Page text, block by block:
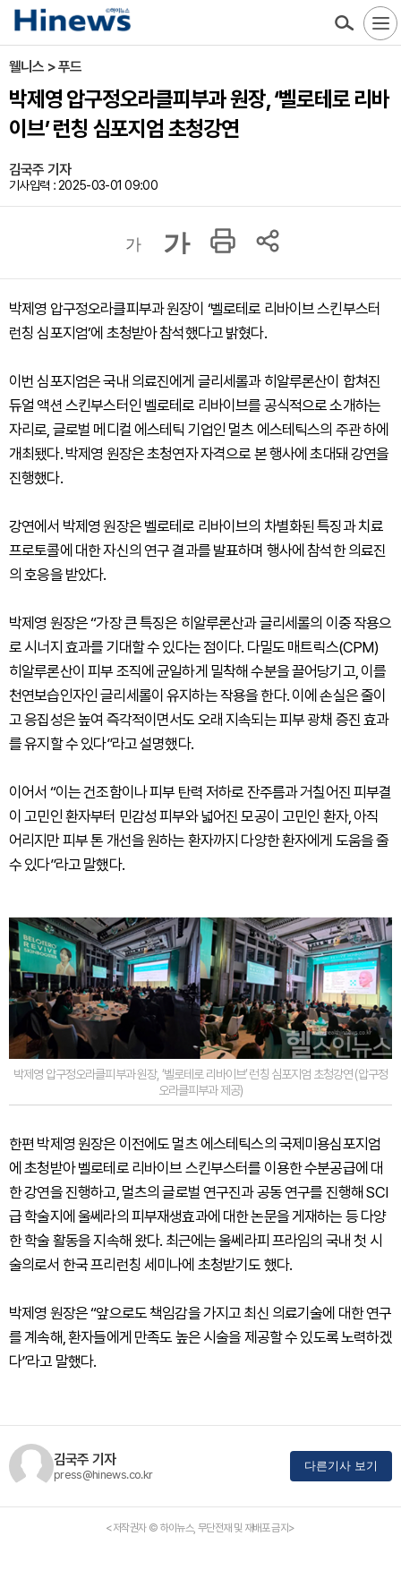
웰니스 > 푸드
박제영 압구정오라클피부과 원장, ‘벨로테로 리바
이브’ 런칭 심포지엄 초청강연
김국주 기자
기사입력 : 2025-03-01 09:00
가 가
박제영 압구정오라클피부과 원장이 ‘벨로테로 리바이브 스킨부스터
런칭 심포지엄’에 초청받아 참석했다고 밝혔다.
이번 심포지엄은 국내 의료진에게 글리세롤과 히알루론산이 합쳐진
듀얼 액션 스킨부스터인 벨로테로 리바이브를 공식적으로 소개하는
자리로, 글로벌 메디컬 에스테틱 기업인 멀츠 에스테틱스의 주관 하에
개최됐다. 박제영 원장은 초청연자 자격으로 본 행사에 초대돼 강연을
진행했다.
강연에서 박제영 원장은 벨로테로 리바이브의 차별화된 특징과 치료
프로토콜에 대한 자신의 연구 결과를 발표하며 행사에 참석한 의료진
의 호응을 받았다.
박제영 원장은 “가장 큰 특징은 히알루론산과 글리세롤의 이중 작용으
로 시너지 효과를 기대할 수 있다는 점이다. 다밀도 매트릭스(CPM)
히알루론산이 피부 조직에 균일하게 밀착해 수분을 끌어당기고, 이를
천연보습인자인 글리세롤이 유지하는 작용을 한다. 이에 손실은 줄이
고 응집성은 높여 즉각적이면서도 오래 지속되는 피부 광채 증진 효과
를 유지할 수 있다”라고 설명했다.
이어서 “이는 건조함이나 피부 탄력 저하로 잔주름과 거칠어진 피부결
이 고민인 환자부터 민감성 피부와 넓어진 모공이 고민인 환자, 아직
어리지만 피부 톤 개선을 원하는 환자까지 다양한 환자에게 도움을 줄
수 있다”라고 말했다.
박제영 압구정오라클피부과 원장, ‘벨로테로 리바이브’ 런칭 심포지엄 초청강연 (압구정
오라클피부과 제공)
한편 박제영 원장은 이전에도 멀츠 에스테틱스의 국제미용심포지엄
에 초청받아 벨로테로 리바이브 스킨부스터를 이용한 수분공급에 대
한 강연을 진행하고, 멀츠의 글로벌 연구진과 공동 연구를 진행해 SCI
급 학술지에 울쎄라의 피부재생효과에 대한 논문을 게재하는 등 다양
한 학술 활동을 지속해 왔다. 최근에는 울쎄라피 프라임의 국내 첫 시
술의로서 한국 프리런칭 세미나에 초청받기도 했다.
박제영 원장은 “앞으로도 책임감을 가지고 최신 의료기술에 대한 연구
를 계속해, 환자들에게 만족도 높은 시술을 제공할 수 있도록 노력하겠
다”라고 말했다.
김국주 기자
press@hinews.co.kr
다른기사 보기
<저작권자 © 하이뉴스, 무단전재 및 재배포 금지>